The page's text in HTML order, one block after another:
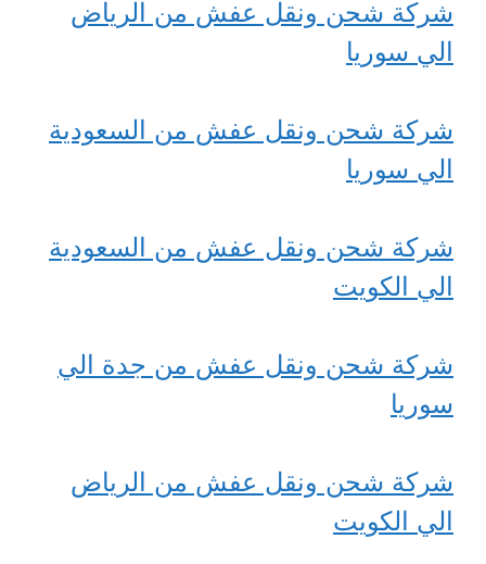
شركة شحن ونقل عفش من الرياض
الي سوريا
شركة شحن ونقل عفش من السعودية
الي سوريا
شركة شحن ونقل عفش من السعودية
الي الكويت
شركة شحن ونقل عفش من جدة الي
سوريا
شركة شحن ونقل عفش من الرياض
الي الكويت